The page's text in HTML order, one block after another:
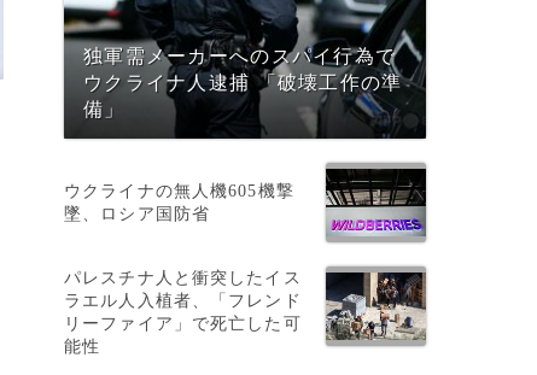
独軍需メーカーへのスパイ行為で
ウクライナ人逮捕 「破壊工作の準
備」
ウクライナの無人機605機撃
墜、ロシア国防省
パレスチナ人と衝突したイス
ラエル人入植者、「フレンド
リーファイア」で死亡した可
能性